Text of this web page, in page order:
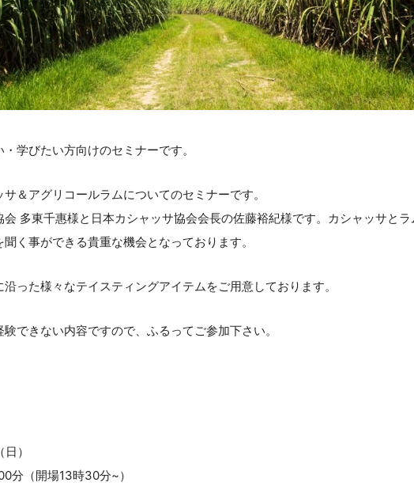
学びたい方向けのセミナーです。
＆アグリコールラムについてのセミナーです。
会 多東千惠様と日本カシャッサ協会会長の佐藤裕紀様です。カシャッサと
く事ができる貴重な機会となっております。
沿った様々なテイスティングアイテムをご用意しております。
できない内容ですので、ふるってご参加下さい。
）
分（開場13時30分~）